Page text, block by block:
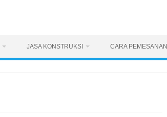
JASA KONSTRUKSI CARA PEMESANAN